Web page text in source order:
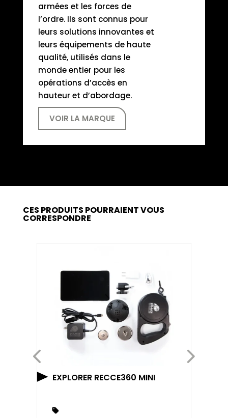
armées et les forces de
l’ordre. Ils sont connus pour
leurs solutions innovantes et
leurs équipements de haute
qualité, utilisés dans le
monde entier pour les
opérations d’accès en
hauteur et d’abordage.
VOIR LA MARQUE
CES PRODUITS POURRAIENT VOUS
CORRESPONDRE
EXPLORER RECCE360 MINI